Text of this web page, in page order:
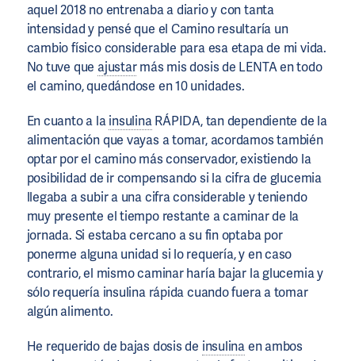
aquel 2018 no entrenaba a diario y con tanta
intensidad y pensé que el Camino resultaría un
cambio físico considerable para esa etapa de mi vida.
No tuve que ajustarmás mis dosis de LENTA en todo
el camino, quedándose en 10 unidades.
En cuanto a lainsulinaRÁPIDA, tan dependiente de la
alimentación que vayas a tomar, acordamos también
optar por el camino más conservador, existiendo la
posibilidad de ir compensando si la cifra de glucemia
llegaba a subir a una cifra considerable y teniendo
muy presente el tiempo restante a caminar de la
jornada. Si estaba cercano a su fin optaba por
ponerme alguna unidad si lo requería, y en caso
contrario, el mismo caminar haría bajar la glucemia y
sólo requería insulina rápida cuando fuera a tomar
algún alimento.
He requerido de bajas dosis de insulinaen ambos